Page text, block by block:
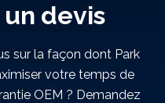
devis
sur la façon dont Park
votre temps de
OEM ? Demandez